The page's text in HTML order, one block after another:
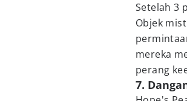
Setelah 3
Objek
mereka
perang
7.